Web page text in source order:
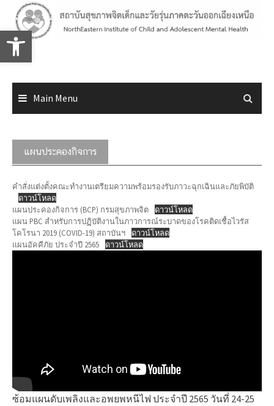
Open toolbar
content
Main Menu
แผนประคองกิจการ
คำสั่งแต่งตั้งคณะทำงานเตรียมความพร้อมรองรับภาวะฉุกเฉินและภัยพิบัติ
ดาวน์โหลด
แผนประคองกิจการ (BCP) กรมสุขภาพจิต
ดาวน์โหลด
แผน PBC สำหรับการปฏิบัติงานในภาวการณ์ระบาดของโรคติดเชื้อไวรัส
โคโรนา 2019 (COVID-19) สถาบันฯ
ดาวน์โหลด
แผนอัคคีภัย ประจำปี 2565
ดาวน์โหลด
ซ้อมแผนดับเพลิงและอพยพหนีไฟ ประจำปี 2565 วันที่ 24-25